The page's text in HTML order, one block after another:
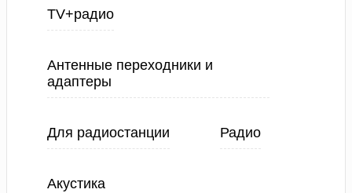
TV+радио
Антенные переходники и
адаптеры
Для радиостанции Радио
Акустика